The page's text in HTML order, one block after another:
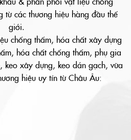
từ các thương hiệu hàng đầu thế
giới.
chống thấm, hóa chất xây dựng
hóa chất chống thấm, phụ gia
keo xây dựng, keo dán gạch, vữa
hiệu uy tín từ Châu Âu: